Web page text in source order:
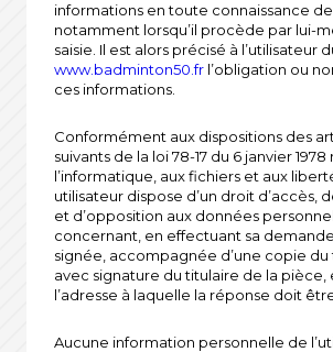
informations en toute connaissance de
notamment lorsqu’il procède par lui-
saisie. Il est alors précisé à l’utilisateur
www.badminton50.fr l’obligation ou
ces informations.
Conformément aux dispositions des
suivants de la loi 78-17 du 6 janvier
l’informatique, aux fichiers et aux
utilisateur dispose d’un droit d’accès,
et d’opposition aux données
concernant, en effectuant sa
signée, accompagnée d’une copie du
avec signature du titulaire de la pièce,
l’adresse à laquelle la réponse doit
Aucune information personnelle de